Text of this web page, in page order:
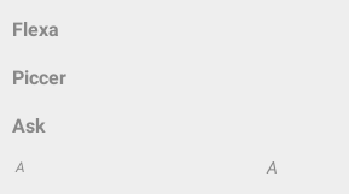
Flexa
Piccer
Ask
A A